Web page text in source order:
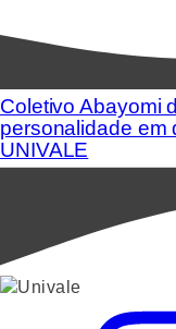
Coletivo Abayomi
personalidade em
UNIVALE